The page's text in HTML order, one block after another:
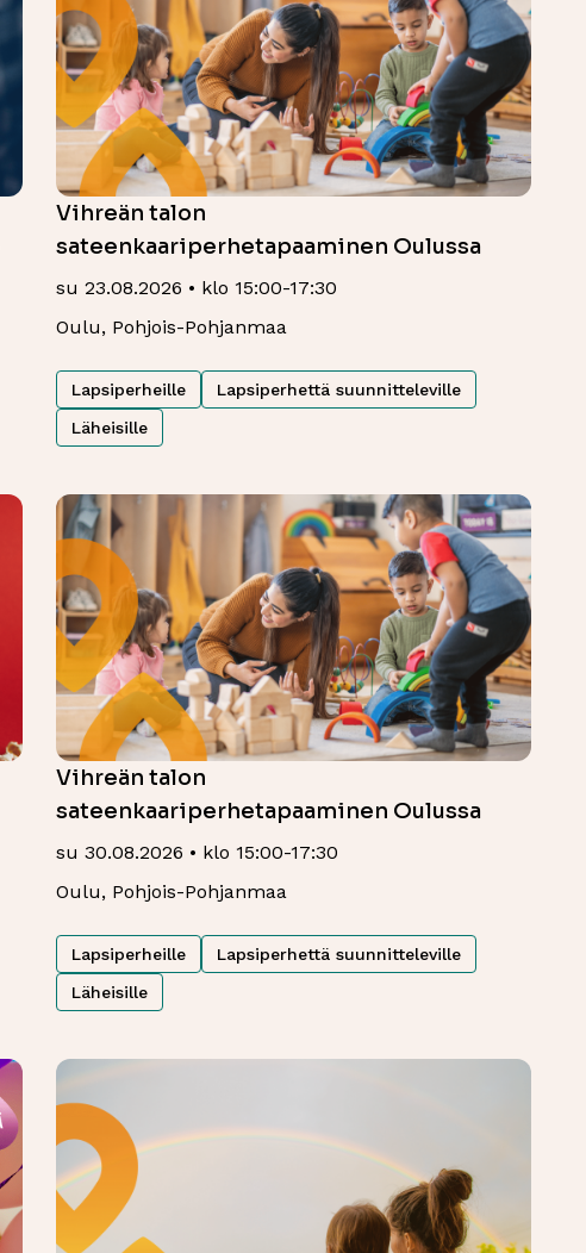
Vihreän talon
sateenkaariperhetapaaminen Oulussa
su 23.08.2026 • klo 15:00-17:30
Oulu, Pohjois-Pohjanmaa
Lapsiperheille
Lapsiperhettä suunnitteleville
Läheisille
Vihreän talon
sateenkaariperhetapaaminen Oulussa
su 30.08.2026 • klo 15:00-17:30
Oulu, Pohjois-Pohjanmaa
Lapsiperheille
Lapsiperhettä suunnitteleville
Läheisille